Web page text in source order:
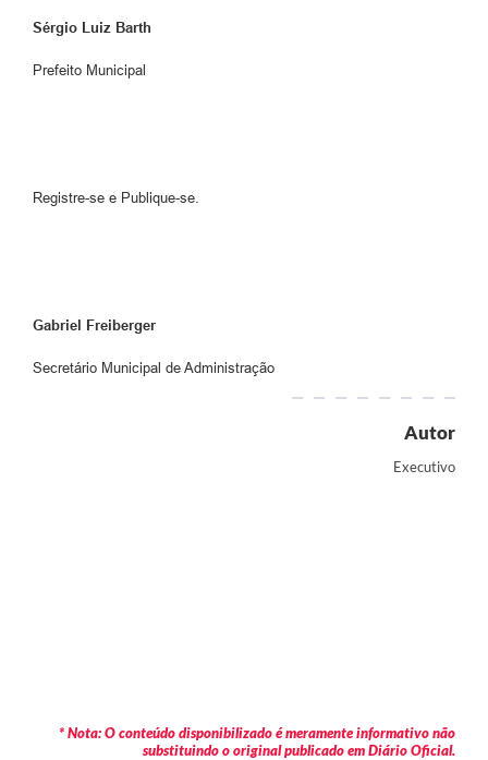
Sérgio Luiz Barth
Prefeito Municipal
Registre-se e Publique-se.
Gabriel Freiberger
Secretário Municipal de Administração
Autor
Executivo
* Nota: O conteúdo disponibilizado é meramente informativo não
substituindo o original publicado em Diário Oficial.